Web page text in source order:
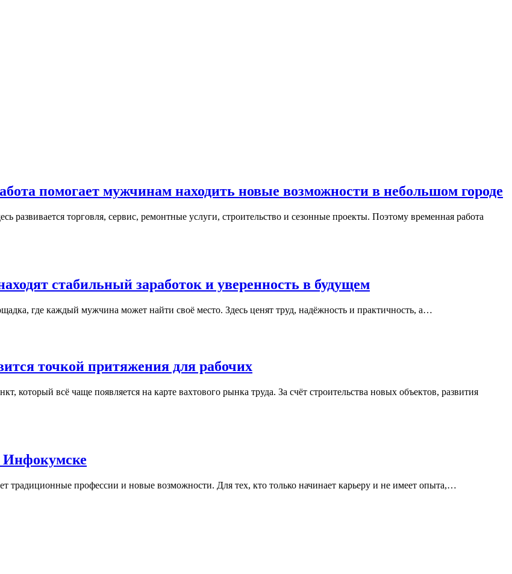
помогает мужчинам находить новые возможности в небольшом городе
торговля, сервис, ремонтные услуги, строительство и сезонные проекты. Поэтому временная работа
стабильный заработок и уверенность в будущем
где каждый мужчина может найти своё место. Здесь ценят труд, надёжность и практичность, а…
точкой притяжения для рабочих
всё чаще появляется на карте вахтового рынка труда. За счёт строительства новых объектов, развития
Инфокумске
профессии и новые возможности. Для тех, кто только начинает карьеру и не имеет опыта,…